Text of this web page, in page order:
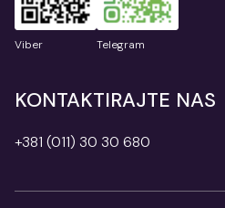
Viber Telegram
KONTAKTIRAJTE NAS
+381 (011) 30 30 680